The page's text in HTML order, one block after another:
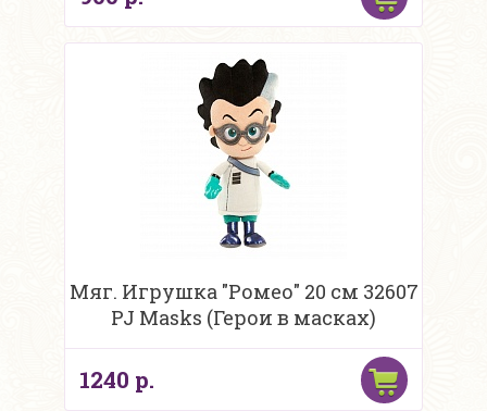
Мяг. Игрушка "Ромео" 20 см 32607
PJ Masks (Герои в масках)
1240 р.